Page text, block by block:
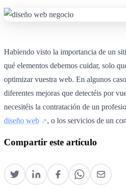
Habiendo visto la importancia de un
qué elementos debemos cuidar, solo
optimizar vuestra web. En algunos
diferentes mejoras que detectéis por
necesitéis la contratación de un
diseño web
, o los servicios de un
Compartir este artículo